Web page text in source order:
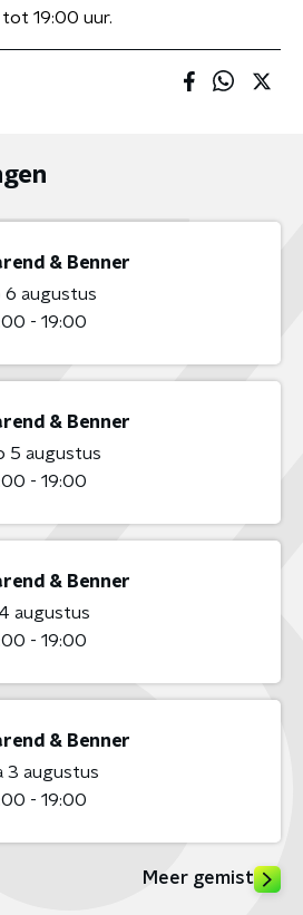
19:00 uur.
& Benner
6 augustus
- 19:00
& Benner
5 augustus
- 19:00
& Benner
augustus
- 19:00
& Benner
3 augustus
- 19:00
Meer gemist